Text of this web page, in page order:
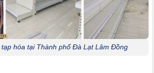
hóa tại Thành phố Đà Lạt Lâm Đồng